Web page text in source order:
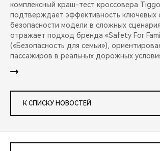
комплексный краш-тест кроссовера
подтверждает эффективность ключевых
безопасности модели в сложных
отражает подход бренда «Safety For
(«Безопасность для семьи»),
пассажиров в реальных дорожных
К СПИСКУ НОВОСТЕЙ